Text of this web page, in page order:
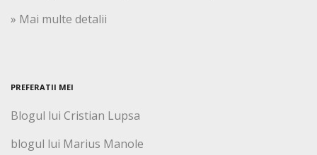
» Mai multe detalii
PREFERATII MEI
Blogul lui Cristian Lupsa
blogul lui Marius Manole